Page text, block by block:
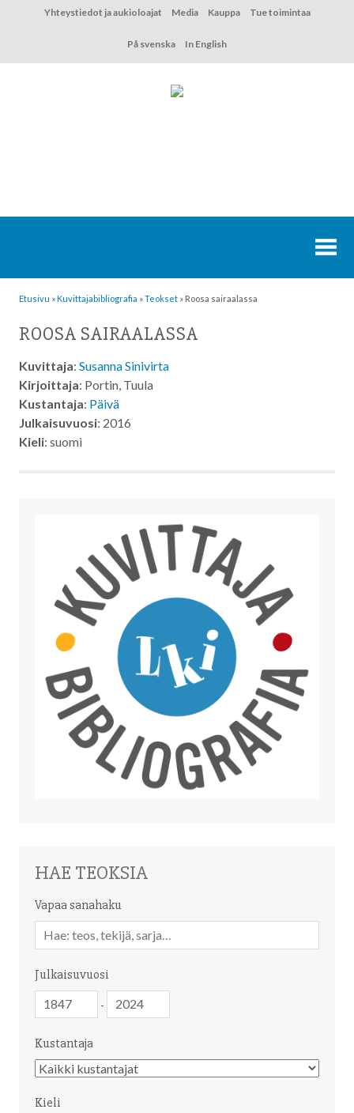
Yhteystiedot ja aukioloajat Media Kauppa Tue toimintaa
På svenska In English
Etusivu »Kuvittaja­bibliografia »Teokset » Roosa sairaalassa
ROOSA SAIRAALASSA
Kuvittaja: Susanna Sinivirta
Kirjoittaja: Portin, Tuula
Kustantaja: Päivä
Julkaisuvuosi: 2016
Kieli: suomi
HAE TEOKSIA
Vapaa sanahaku
sanahaku
Julkaisuvuosi
-
Kustantaja
Kustantaja
Kieli